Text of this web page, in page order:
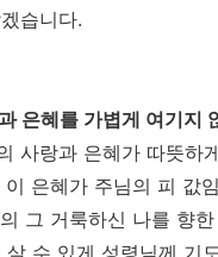
습니다.
은혜를 가볍게 여기지
사랑과 은혜가 따뜻하
이 은혜가 주님의 피 값
그 거룩하신 나를 향